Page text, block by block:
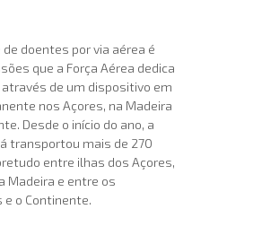
doentes por via aérea é
que a Força Aérea dedica
através de um dispositivo em
nos Açores, na Madeira
Desde o início do ano, a
transportou mais de 270
entre ilhas dos Açores,
Madeira e entre os
e o Continente.